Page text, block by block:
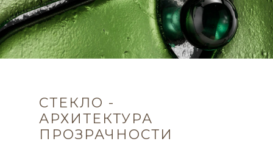
СТЕКЛО -
АРХИТЕКТУРА
ПРОЗРАЧНОСТИ